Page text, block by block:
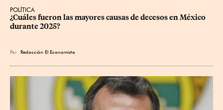
POLÍTICA
¿Cuáles fueron las mayores causas de decesos en México
durante 2025?
Por Redacción El Economista